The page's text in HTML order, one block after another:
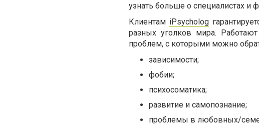
узнать больше о специалистах и
Клиентам iPsycholog
разных уголков мира.
проблем, с которыми можно
зависимости;
фобии;
психосоматика;
развитие и самопознание;
проблемы в любовных/